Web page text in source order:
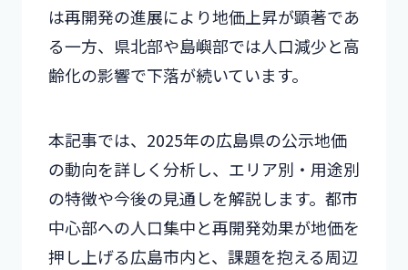
は再開発の進展により地価上昇が顕著であ
る一方、県北部や島嶼部では人口減少と高
齢化の影響で下落が続いています。
本記事では、2025年の広島県の公示地価
の動向を詳しく分析し、エリア別・用途別
の特徴や今後の見通しを解説します。都市
中心部への人口集中と再開発効果が地価を
押し上げる広島市内と、課題を抱える周辺